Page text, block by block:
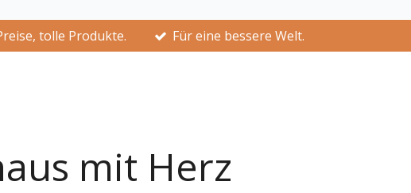
tolle Produkte. Für eine bessere Welt.
mit Herz